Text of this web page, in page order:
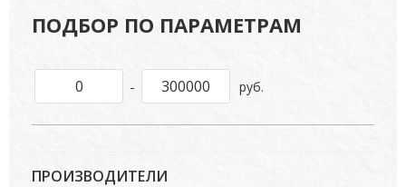
ПОДБОР ПО ПАРАМЕТРАМ
- руб.
ПРОИЗВОДИТЕЛИ